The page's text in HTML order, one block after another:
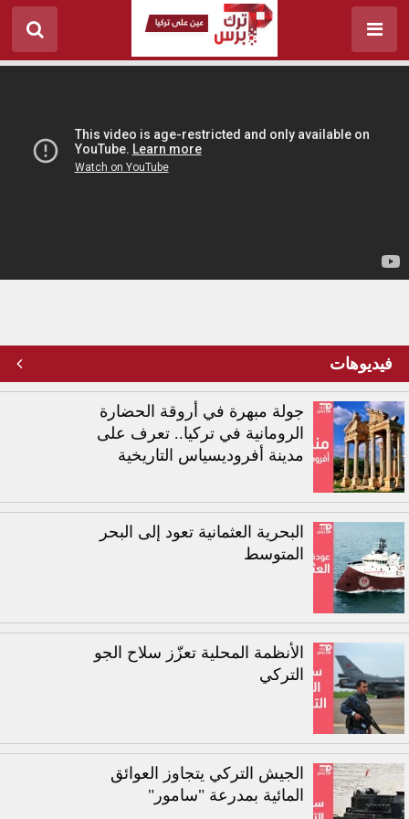
أغنية "حطم حاجز الخوف" في ذكرى 15 تموز
فيديوهات
جولة مبهرة في أروقة الحضارة
الرومانية في تركيا.. تعرف على
مدينة أفروديسياس التاريخية
البحرية العثمانية تعود إلى البحر
المتوسط
الأنظمة المحلية تعزّز سلاح الجو
التركي
الجيش التركي يتجاوز العوائق
المائية بمدرعة "سامور"